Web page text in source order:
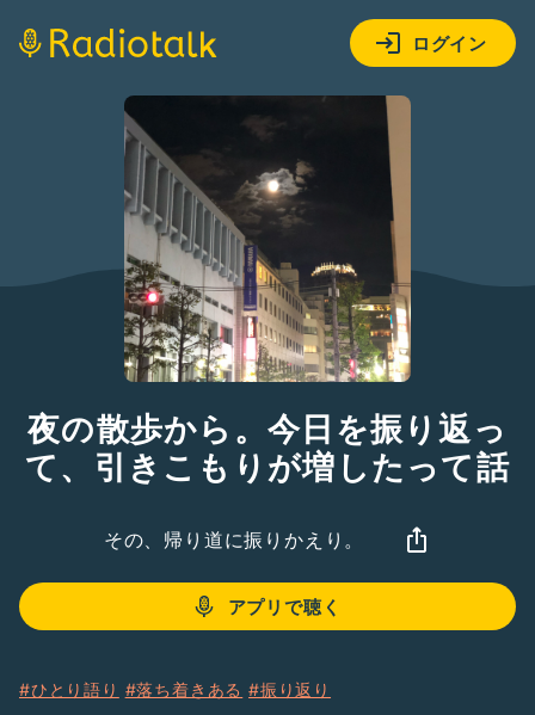
ログイン
夜の散歩から。今日を振り返っ
て、引きこもりが増したって話
その、帰り道に振りかえり。
アプリで聴く
#ひとり語り #落ち着きある #振り返り